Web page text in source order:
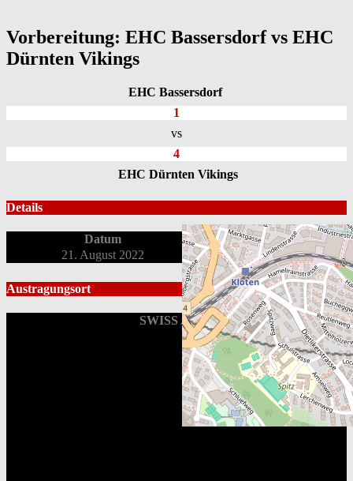
Vorbereitung: EHC Bassersdorf vs EHC
Dürnten Vikings
EHC Bassersdorf
1
vs
4
EHC Dürnten Vikings
Details
Datum
Spielbeginn
21. August 2022
18:00
Austragungsort
SWISS Arena